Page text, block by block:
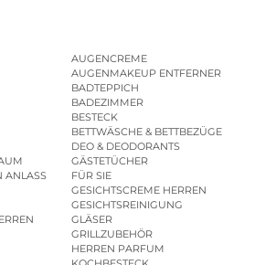
AUGENCREME
AUGENMAKEUP ENTFERNER
BADTEPPICH
BADEZIMMER
BESTECK
BETTWÄSCHE & BETTBEZÜGE
DEO & DEODORANTS
GÄSTETÜCHER
ANLASS
FÜR SIE
GESICHTSCREME HERREN
GESICHTSREINIGUNG
GLÄSER
GRILLZUBEHÖR
HERREN PARFUM